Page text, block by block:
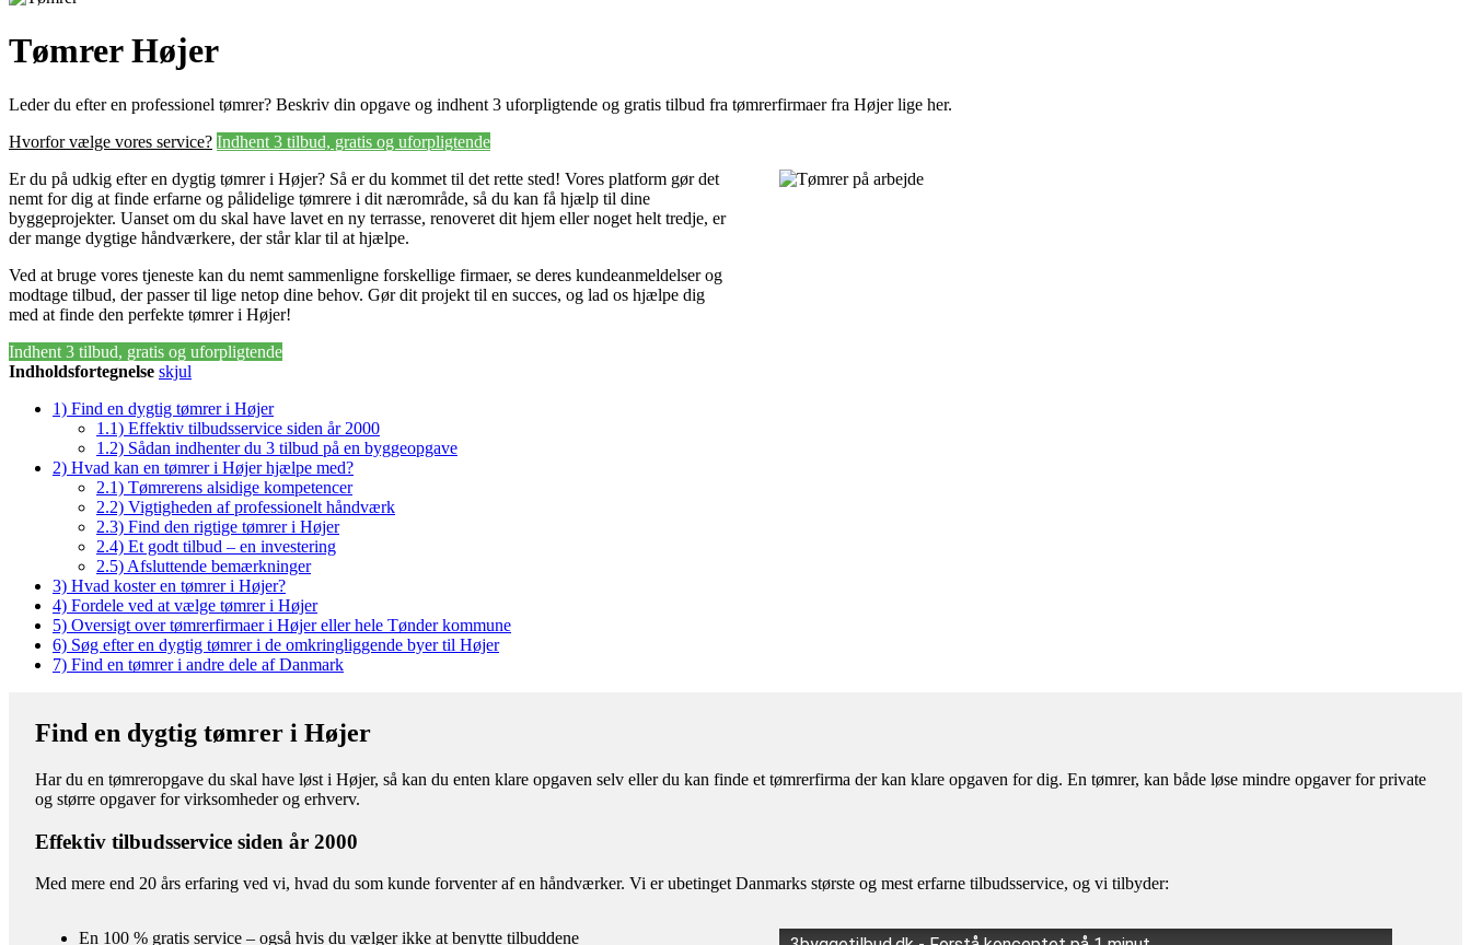
Tømrer Højer
Leder du efter en professionel tømrer? Beskriv din opgave og indhent 3 uforpligtende og gratis tilbud fra tømrerfirmaer fra Højer lige her.
Hvorfor vælge vores service? Indhent 3 tilbud, gratis og uforpligtende
Er du på udkig efter en dygtig tømrer i Højer? Så er du kommet til det rette sted! Vores platform gør det
nemt for dig at finde erfarne og pålidelige tømrere i dit nærområde, så du kan få hjælp til dine
byggeprojekter. Uanset om du skal have lavet en ny terrasse, renoveret dit hjem eller noget helt tredje, er
der mange dygtige håndværkere, der står klar til at hjælpe.
Ved at bruge vores tjeneste kan du nemt sammenligne forskellige firmaer, se deres kundeanmeldelser og
modtage tilbud, der passer til lige netop dine behov. Gør dit projekt til en succes, og lad os hjælpe dig
med at finde den perfekte tømrer i Højer!
Indhent 3 tilbud, gratis og uforpligtende
Indholdsfortegnelse skjul
1) Find en dygtig tømrer i Højer
1.1) Effektiv tilbudsservice siden år 2000
1.2) Sådan indhenter du 3 tilbud på en byggeopgave
2) Hvad kan en tømrer i Højer hjælpe med?
2.1) Tømrerens alsidige kompetencer
2.2) Vigtigheden af professionelt håndværk
2.3) Find den rigtige tømrer i Højer
2.4) Et godt tilbud – en investering
2.5) Afsluttende bemærkninger
3) Hvad koster en tømrer i Højer?
4) Fordele ved at vælge tømrer i Højer
5) Oversigt over tømrerfirmaer i Højer eller hele Tønder kommune
6) Søg efter en dygtig tømrer i de omkringliggende byer til Højer
7) Find en tømrer i andre dele af Danmark
Find en dygtig tømrer i Højer
Har du en tømreropgave du skal have løst i Højer, så kan du enten klare opgaven selv eller du kan finde et tømrerfirma der kan klare opgaven for dig. En tømrer, kan både løse mindre opgaver for private
og større opgaver for virksomheder og erhverv.
Effektiv tilbudsservice siden år 2000
Med mere end 20 års erfaring ved vi, hvad du som kunde forventer af en håndværker. Vi er ubetinget Danmarks største og mest erfarne tilbudsservice, og vi tilbyder:
En 100 % gratis service – også hvis du vælger ikke at benytte tilbuddene